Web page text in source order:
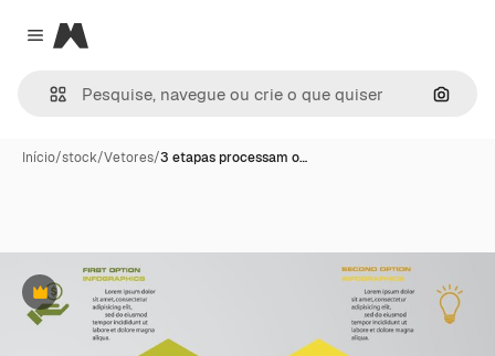
Close menu
Magnific
Início/stock/Vetores/3 etapas processam o…
Premium